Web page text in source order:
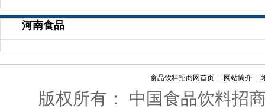
河南食品
食品饮料招商网首页 网站简介
版权所有： 中国食品饮料招